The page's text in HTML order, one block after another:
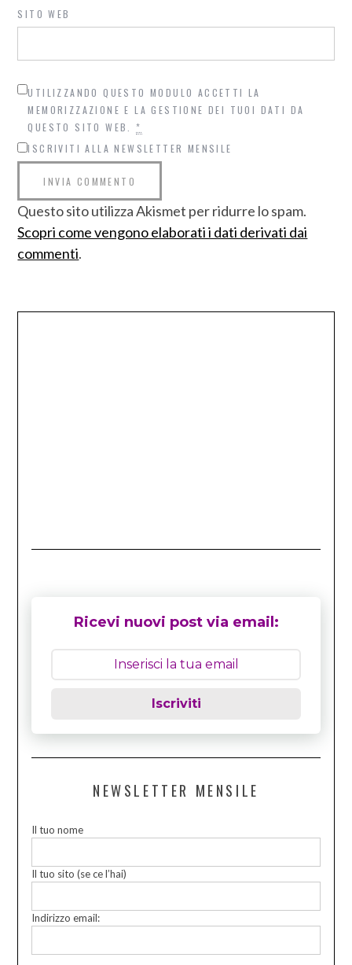
SITO WEB
UTILIZZANDO QUESTO MODULO ACCETTI LA
MEMORIZZAZIONE E LA GESTIONE DEI TUOI DATI DA
QUESTO SITO WEB.*
ISCRIVITI ALLA NEWSLETTER MENSILE
Questo sito utilizza Akismet per ridurre lo spam.
Scopri come vengono elaborati i dati derivati dai
commenti.
Ricevi nuovi post via email:
Iscriviti
NEWSLETTER MENSILE
Il tuo nome
Il tuo sito (se ce l’hai)
Indirizzo email: